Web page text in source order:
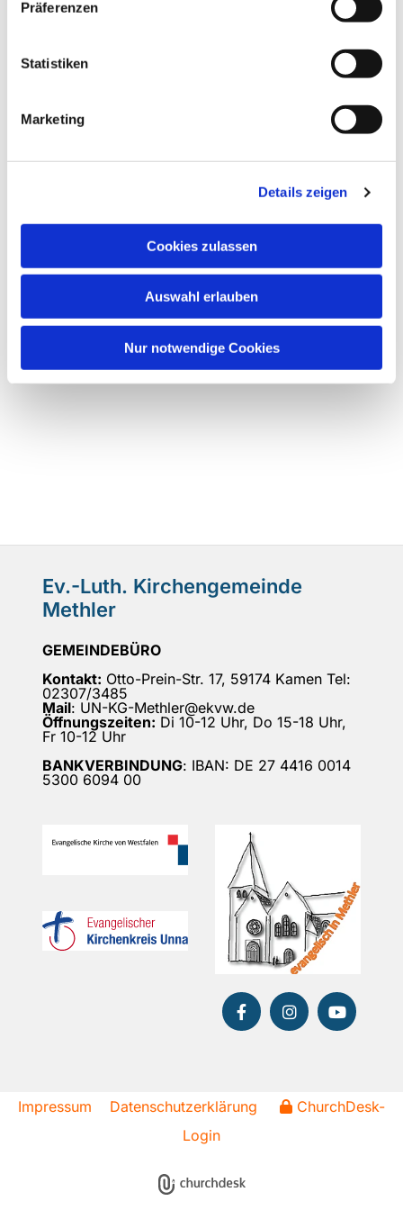
Präferenzen
Statistiken
Marketing
Details zeigen
Cookies zulassen
Auswahl erlauben
Nur notwendige Cookies
Dies könnte Sie auch
Ev.-Luth. Kirchengemeinde
Methler
GEMEINDEBÜRO
Kontakt: Otto-Prein-Str. 17, 59174 Kamen Tel:
02307/3485
Mail: UN-KG-Methler@ekvw.de
Öffnungszeiten: Di 10-12 Uhr, Do 15-18 Uhr,
Fr 10-12 Uhr
BANKVERBINDUNG: IBAN: DE 27 4416 0014
5300 6094 00
Impressum Datenschutzerklärung
ChurchDesk-
Login